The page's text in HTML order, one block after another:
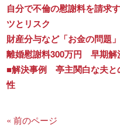
自分で不倫の慰謝料を請求
ツとリスク
財産分与など「お金の問題
離婚慰謝料300万円 早期解
■解決事例 亭主関白な夫と
性
« 前のページ